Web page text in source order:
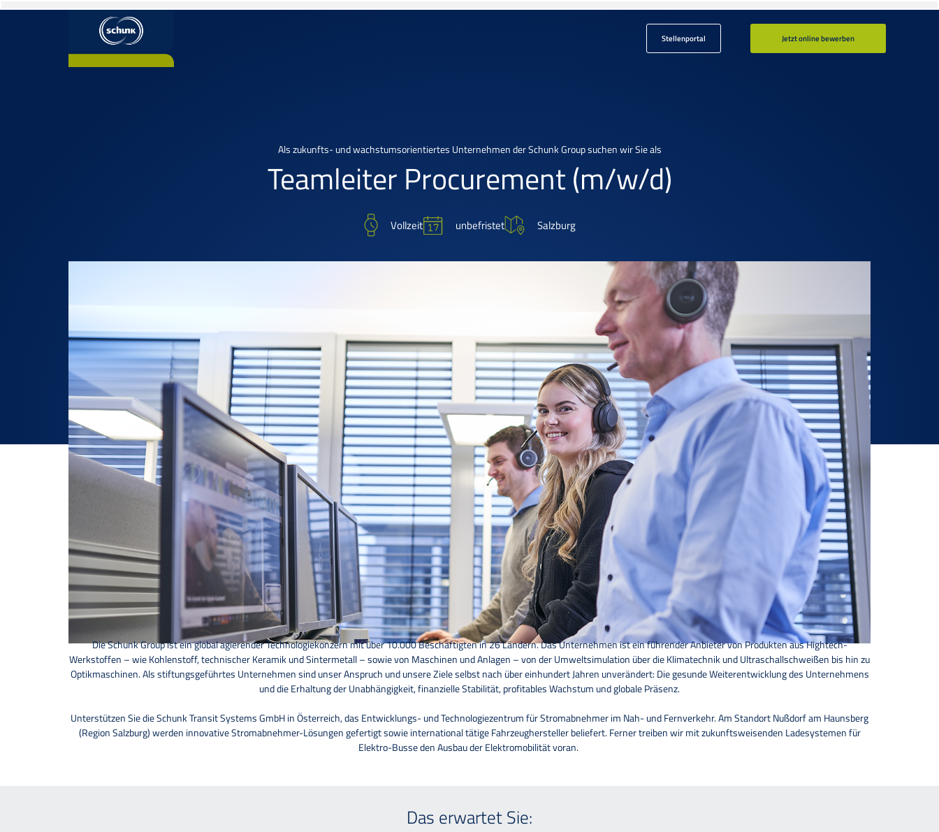
Stellenportal Jetzt online bewerben
Als zukunfts- und wachstumsorientiertes Unternehmen der Schunk Group suchen wir Sie als
Teamleiter Procurement(m/w/d)
Vollzeit unbefristet Salzburg
Die Schunk Group ist ein global agierender Technologiekonzern mit über 10.000 Beschäftigten in 26 Ländern. Das Unternehmen ist ein führender Anbieter von Produkten aus Hightech-
Werkstoffen – wie Kohlenstoff, technischer Keramik und Sintermetall – sowie von Maschinen und Anlagen – von der Umweltsimulation über die Klimatechnik und Ultraschallschweißen bis hin zu
Optikmaschinen. Als stiftungsgeführtes Unternehmen sind unser Anspruch und unsere Ziele selbst nach über einhundert Jahren unverändert: Die gesunde Weiterentwicklung des Unternehmens
und die Erhaltung der Unabhängigkeit, finanzielle Stabilität, profitables Wachstum und globale Präsenz.
Unterstützen Sie die Schunk Transit Systems GmbH in Österreich, das Entwicklungs- und Technologiezentrum für Stromabnehmer im Nah- und Fernverkehr. Am Standort Nußdorf am Haunsberg
(Region Salzburg) werden innovative Stromabnehmer-Lösungen gefertigt sowie international tätige Fahrzeughersteller beliefert. Ferner treiben wir mit zukunftsweisenden Ladesystemen für
Elektro-Busse den Ausbau der Elektromobilität voran.
Das erwartet Sie: